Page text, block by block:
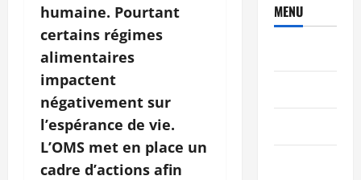
humaine. Pourtant
certains régimes
alimentaires
impactent
négativement sur
l’espérance de vie.
L’OMS met en place un
cadre d’actions afin
MENU